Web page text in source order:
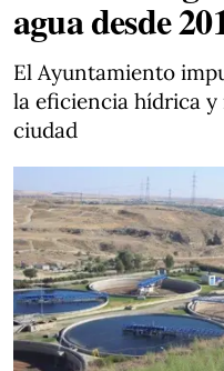
agua desde
El Ayuntamiento
la eficiencia hídrica
ciudad